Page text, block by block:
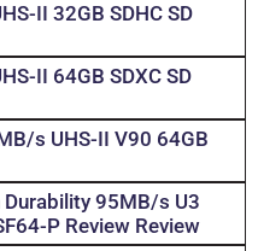
II 32GB SDHC SD
II 64GB SDXC SD
s UHS-II V90 64GB
95MB/s U3
P Review Review